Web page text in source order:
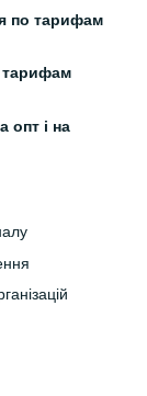
по тарифам
тарифам
опт і на